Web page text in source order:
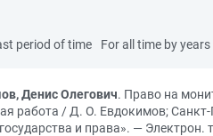
period of time For all time by years
Денис Олегович. Право на
работа / Д. О. Евдокимов; Санкт-
и права». —